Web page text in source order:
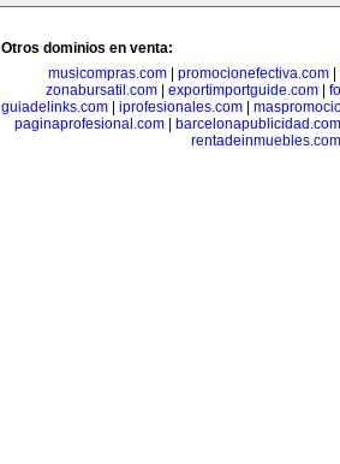
Otros dominios en venta:
musicompras.com
promocionefectiva.com
zonabursatil.com
exportimportguide.com
guiadelinks.com
iprofesionales.com
paginaprofesional.com|
barcelonapublicidad.com
rentadeinmuebles.com